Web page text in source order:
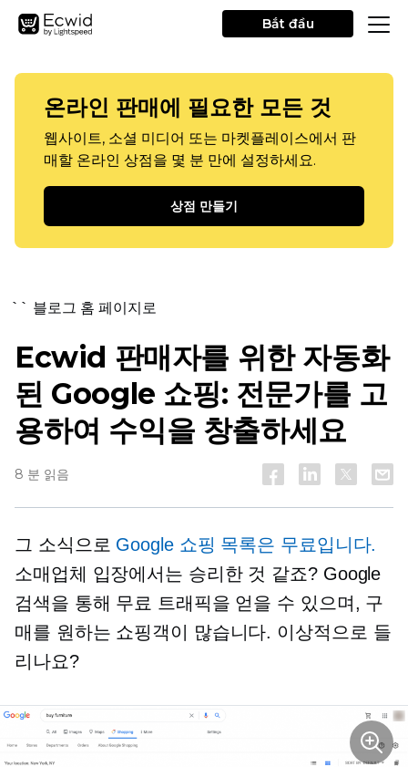
Bắt đầu
온라인 판매에 필요한 모든 것
웹사이트, 소셜 미디어 또는 마켓플레이스에서 판
매할 온라인 상점을 몇 분 만에 설정하세요.
상점 만들기
`` 블로그 홈 페이지로
Ecwid 판매자를 위한 자동화
된 Google 쇼핑: 전문가를 고
용하여 수익을 창출하세요
8 분 읽음
그 소식으로 Google 쇼핑 목록은 무료입니다.
소매업체 입장에서는 승리한 것 같죠? Google
검색을 통해 무료 트래픽을 얻을 수 있으며, 구
매를 원하는 쇼핑객이 많습니다. 이상적으로 들
리나요?